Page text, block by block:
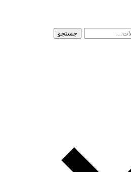
جستجو